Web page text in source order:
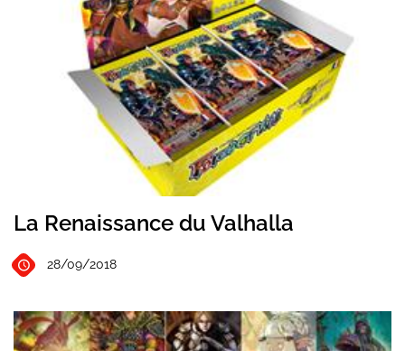
La Renaissance du Valhalla
28/09/2018